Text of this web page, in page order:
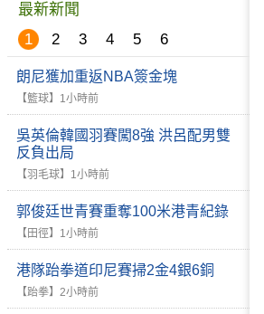
最新新聞
1
2 3 4 5 6
朗尼獲加重返NBA簽金塊
【籃球】 1小時前
吳英倫韓國羽賽闖8強 洪呂配男雙
反負出局
【羽毛球】 1小時前
郭俊廷世青賽重奪100米港青紀錄
【田徑】 1小時前
港隊跆拳道印尼賽掃2金4銀6銅
【跆拳】 2小時前